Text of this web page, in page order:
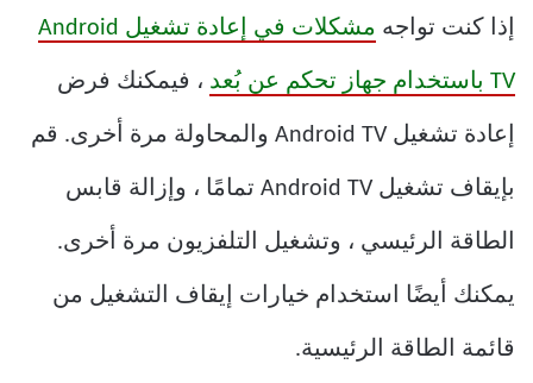
إذا كنت تواجه مشكلات في إعادة تشغيل Android
TV باستخدام جهاز تحكم عن بُعد ، فيمكنك فرض
إعادة تشغيل Android TV والمحاولة مرة أخرى. قم
بإيقاف تشغيل Android TV تمامًا ، وإزالة قابس
الطاقة الرئيسي ، وتشغيل التلفزيون مرة أخرى.
يمكنك أيضًا استخدام خيارات إيقاف التشغيل من
قائمة الطاقة الرئيسية.